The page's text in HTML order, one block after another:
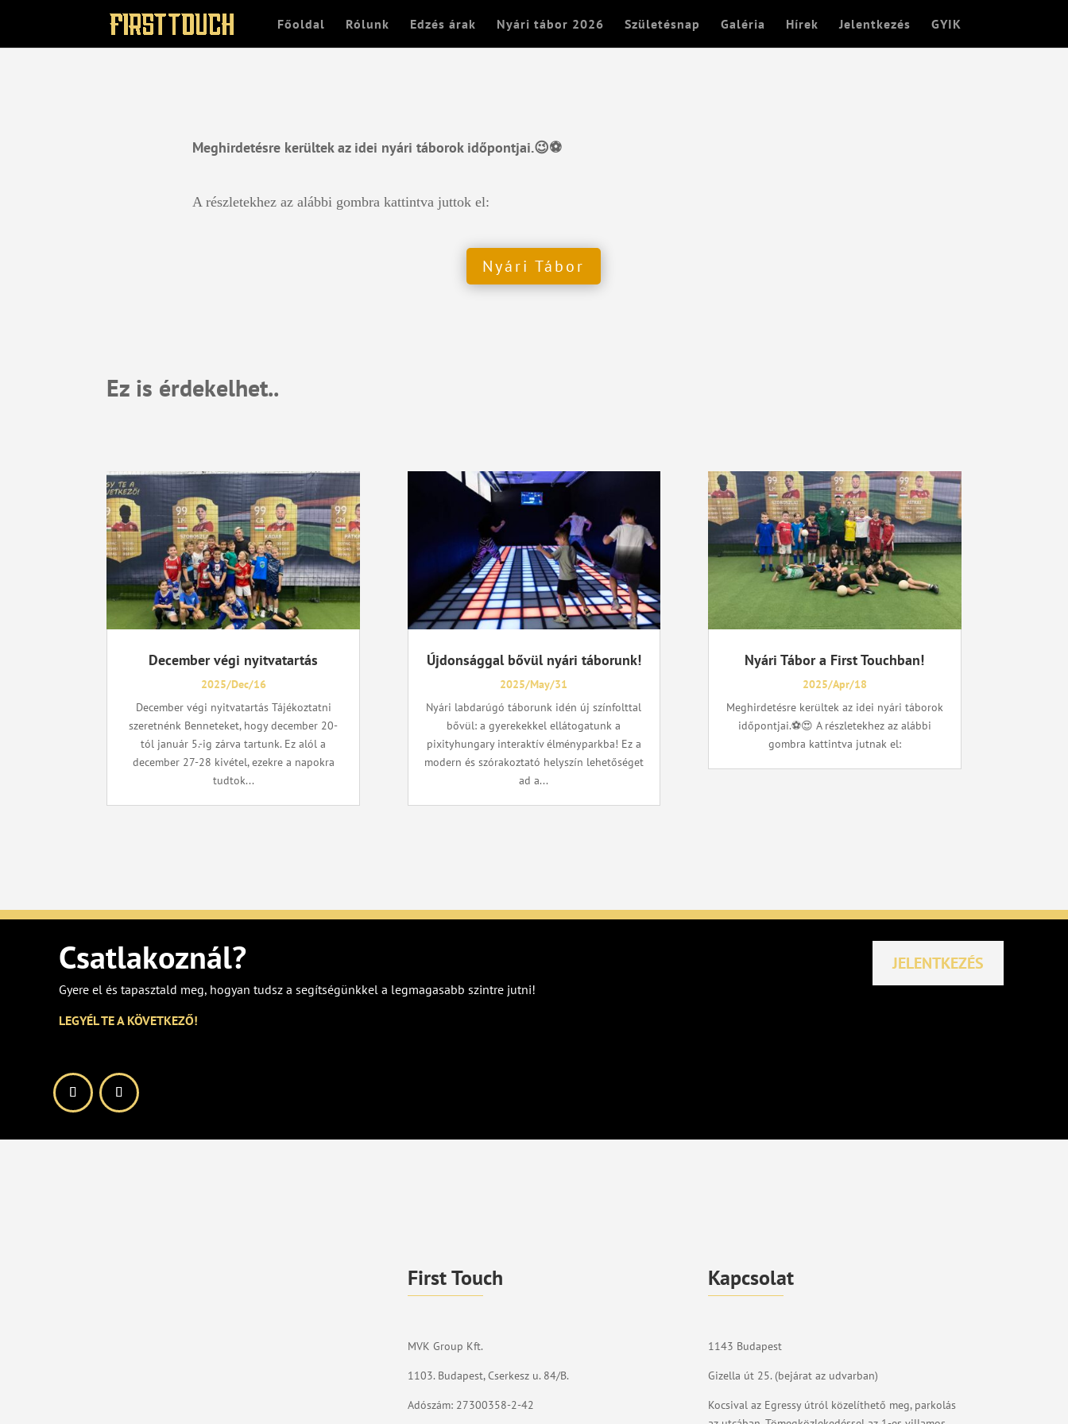
Főoldal Rólunk Edzés árak Nyári tábor 2026 Születésnap Galéria Hírek Jelentkezés GYIK
Meghirdetésre kerültek az idei nyári táborok időpontjai.😉⚽
A részletekhez az alábbi gombra kattintva juttok el:
Nyári Tábor
Ez is érdekelhet..
December végi nyitvatartás
2025/Dec/16
December végi nyitvatartás Tájékoztatni
szeretnénk Benneteket, hogy december 20-
tól január 5.-ig zárva tartunk. Ez alól a
december 27-28 kivétel, ezekre a napokra
tudtok...
Újdonsággal bővül nyári táborunk!
2025/May/31
Nyári labdarúgó táborunk idén új színfolttal
bővül: a gyerekekkel ellátogatunk a
pixityhungary interaktív élményparkba! Ez a
modern és szórakoztató helyszín lehetőséget
ad a...
Nyári Tábor a First Touchban!
2025/Apr/18
Meghirdetésre kerültek az idei nyári táborok
időpontjai.⚽️😍 A részletekhez az alábbi
gombra kattintva jutnak el:
Csatlakoznál?
Gyere el és tapasztald meg, hogyan tudsz a segítségünkkel a legmagasabb szintre jutni!
LEGYÉL TE A KÖVETKEZŐ!
JELENTKEZÉS
First Touch
MVK Group Kft.
1103. Budapest, Cserkesz u. 84/B.
Adószám: 27300358-2-42
Kapcsolat
1143 Budapest
Gizella út 25. (bejárat az udvarban)
Kocsival az Egressy útról közelíthető meg, parkolás